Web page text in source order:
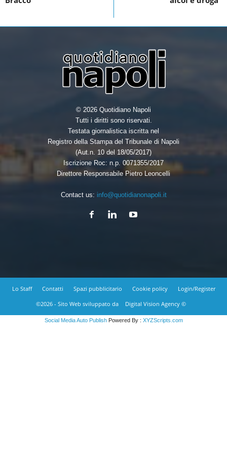
k
n
© 2026 Quotidiano Napoli
Tutti i diritti sono riservati.
Testata giornalistica iscritta nel
Registro della Stampa del Tribunale di Napoli
(Aut.n. 10 del 18/05/2017)
Iscrizione Roc: n.p. 0071355/2017
Direttore Responsabile Pietro Leoncelli
Contact us: info@quotidianonapoli.it
Lo Staff Contatti Spazi pubblicitario Cookie policy
Login/Register
©2026 - Sito Web sviluppato da
Digital Vision Agency ©
Social Media Auto PublishPowered By : XYZScripts.com